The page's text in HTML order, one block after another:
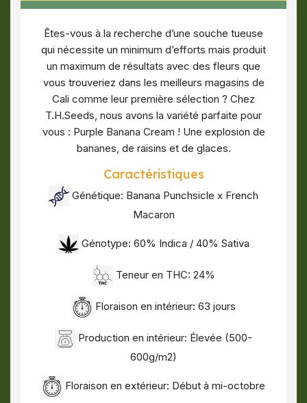
Êtes-vous à la recherche d’une souche tueuse
qui nécessite un minimum d’efforts mais produit
un maximum de résultats avec des fleurs que
vous trouveriez dans les meilleurs magasins de
Cali comme leur première sélection ? Chez
T.H.Seeds, nous avons la variété parfaite pour
vous : Purple Banana Cream ! Une explosion de
bananes, de raisins et de glaces.
Caractéristiques
Génétique: Banana Punchsicle x French
Macaron
Génotype: 60% Indica / 40% Sativa
Teneur en THC: 24%
Floraison en intérieur: 63 jours
Production en intérieur: Élevée (500-
600g/m2)
Floraison en extérieur: Début à mi-octobre